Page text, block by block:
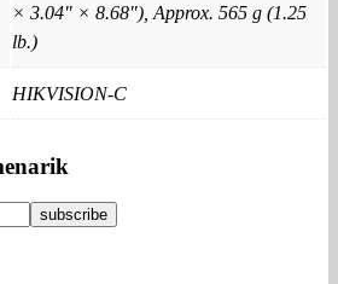
× 3.04" × 8.68"), Approx. 565 g (1.25
lb.)
HIKVISION-C